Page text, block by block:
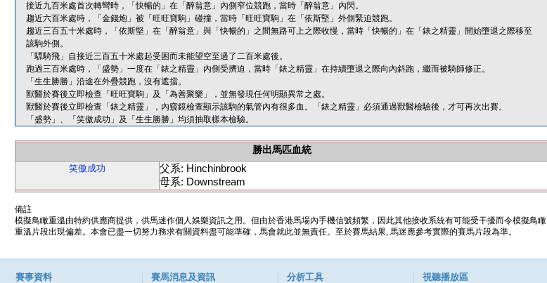
接近九百米處首次轉彎時，「快暢的」在「醉翁意」內側窄位競跑，當時「醉翁意」內閃。
趨近六百米處時，「金錢炮」被「旺旺寶駒」碰撞，當時「旺旺寶駒」在「依斯堅」外側緊迫競跑。
趨近三百五十米處時，「依斯堅」在「醉翁意」與「快暢的」之間無路可上之際收慢，當時「快暢的」在「錶之精靈」開始墮退之際移至
該駒外側。
「驃騎飛」自接近三百五十米處起受困而未能望空至過了二百米處後。
跑過三百米處時，「盛勢」一度在「錶之精靈」內側受擠迫，當時「錶之精靈」在持續墮退之際向內斜跑，繼而被騎師修正。
「生生勝勝」沿途在外疊競跑，沒有遮擋。
獸醫於賽後立即檢查「旺旺寶駒」及「為善聚樂」，並無發現任何明顯異常之處。
獸醫於賽後立即檢查「錶之精靈」，內窺鏡檢查顯示該駒的氣管內有很多血。「錶之精靈」必須通過獸醫檢驗後，才可再次出賽。
「盛勢」、「笑傲成功」及「生生勝勝」均須抽取樣本檢驗。
勝出馬匹血統
笑傲成功
父系: Hinchinbrook
母系: Downstream
備註
模擬鳥瞰重溫由特約供應商提供，供馬迷作個人娛樂資訊之用。但由於香港馬場內手機信號頻繁，因此其他接收系統有可能受干擾而令模擬鳥瞰
重溫片段出現偏差。本會已盡一切努力務求有關資料盡可能準確，馬會就此並無責任。至於賽馬結果, 馬迷應參考實際的賽馬片段為準。
賽事資料 賽馬消息及資訊 分析工具 視聽播放區